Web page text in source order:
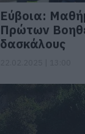
Εύβοια:
Πρώτων
δασκάλους